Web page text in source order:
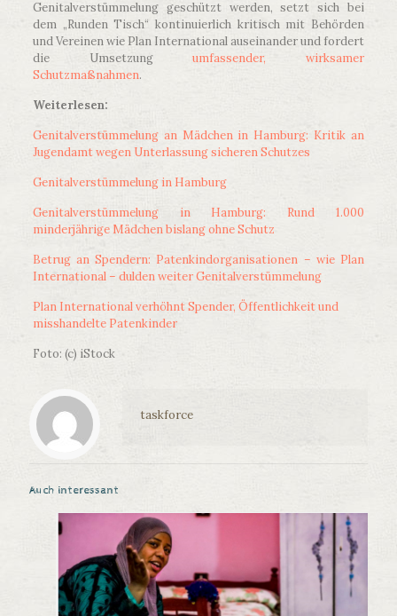
Genitalverstümmelung geschützt werden, setzt sich bei
dem „Runden Tisch“ kontinuierlich kritisch mit Behörden
und Vereinen wie Plan International auseinander und fordert
die Umsetzungumfassender, wirksamer
Schutzmaßnahmen.
Weiterlesen:
Genitalverstümmelung an Mädchen in Hamburg: Kritik an
Jugendamt wegen Unterlassung sicheren Schutzes
Genitalverstümmelung in Hamburg
Genitalverstümmelung in Hamburg: Rund 1.000
minderjährige Mädchen bislang ohne Schutz
Betrug an Spendern: Patenkindorganisationen – wie Plan
International – dulden weiter Genitalverstümmelung
Plan International verhöhnt Spender, Öffentlichkeit und
misshandelte Patenkinder
Foto: (c) iStock
taskforce
Auch interessant